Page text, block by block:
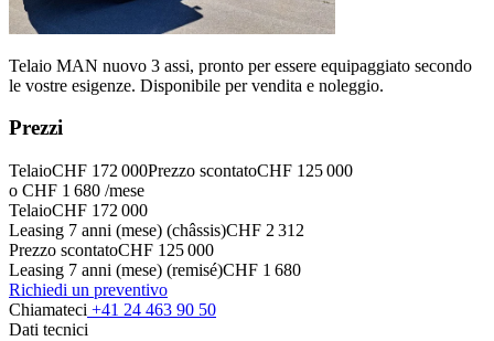
Telaio MAN nuovo 3 assi, pronto per essere equipaggiato secondo
le vostre esigenze. Disponibile per vendita e noleggio.
Prezzi
TelaioCHF 172 000Prezzo scontatoCHF 125 000
o CHF 1 680 /mese
TelaioCHF 172 000
Leasing 7 anni (mese) (châssis)CHF 2 312
Prezzo scontatoCHF 125 000
Leasing 7 anni (mese) (remisé)CHF 1 680
Richiedi un preventivo
Chiamateci +41 24 463 90 50
Dati tecnici